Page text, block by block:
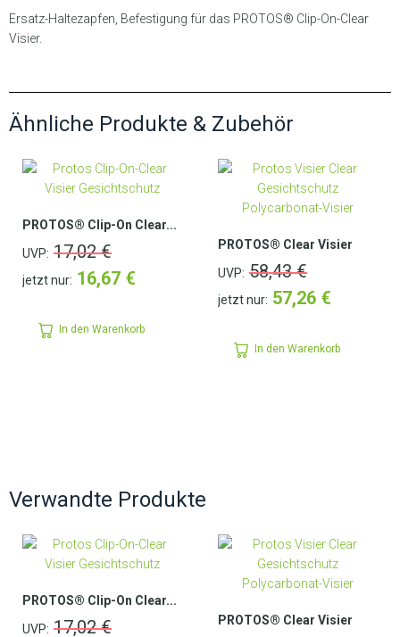
Ersatz-Haltezapfen, Befestigung für das PROTOS® Clip-On-Clear
Visier.
Ähnliche Produkte & Zubehör
PROTOS® Clip-On Clear...
UVP: 17,02€
jetzt nur: 16,67 €
In den Warenkorb
PROTOS® Clear Visier
UVP: 58,43€
jetzt nur: 57,26 €
In den Warenkorb
Verwandte Produkte
PROTOS® Clip-On Clear...
UVP: 17,02€
PROTOS® Clear Visier